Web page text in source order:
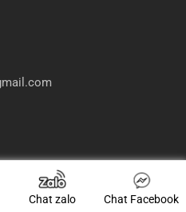
Chat zalo Chat Facebook